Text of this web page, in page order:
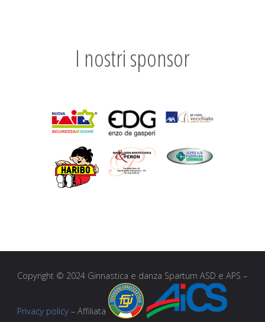
I nostri sponsor
Copyright © 2024 Ginnastica e danza Spartum ASD e APS –
Privacy policy– Affiliata